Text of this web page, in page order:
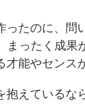
ったのに、
まったく成
才能やセン
抱えているな